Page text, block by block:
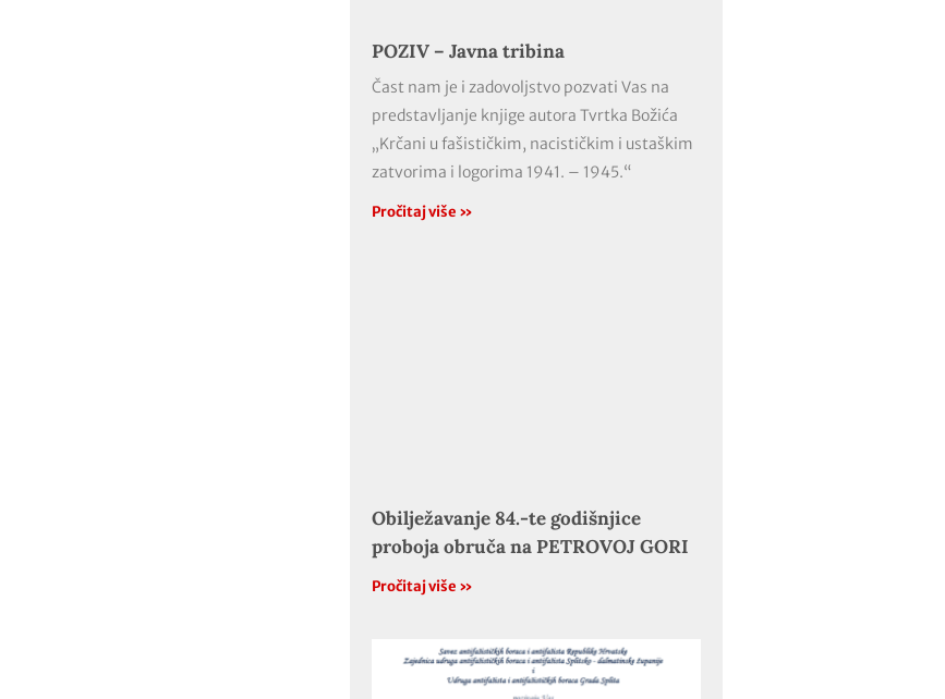
POZIV – Javna tribina
Čast nam je i zadovoljstvo pozvati Vas na
predstavljanje knjige autora Tvrtka Božića
„Krčani u fašističkim, nacističkim i ustaškim
zatvorima i logorima 1941. – 1945.“
Pročitaj više »
Obilježavanje 84.-te godišnjice
proboja obruča na PETROVOJ GORI
Pročitaj više »